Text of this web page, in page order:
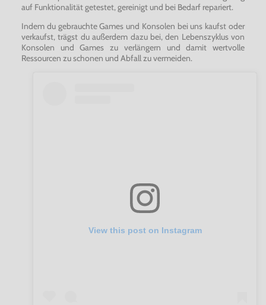
auf Funktionalität getestet, gereinigt und bei Bedarf repariert.
Indem du gebrauchte Games und Konsolen bei uns kaufst oder
verkaufst, trägst du außerdem dazu bei, den Lebenszyklus von
Konsolen und Games zu verlängern und damit wertvolle
Ressourcen zu schonen und Abfall zu vermeiden.
View this post on Instagram